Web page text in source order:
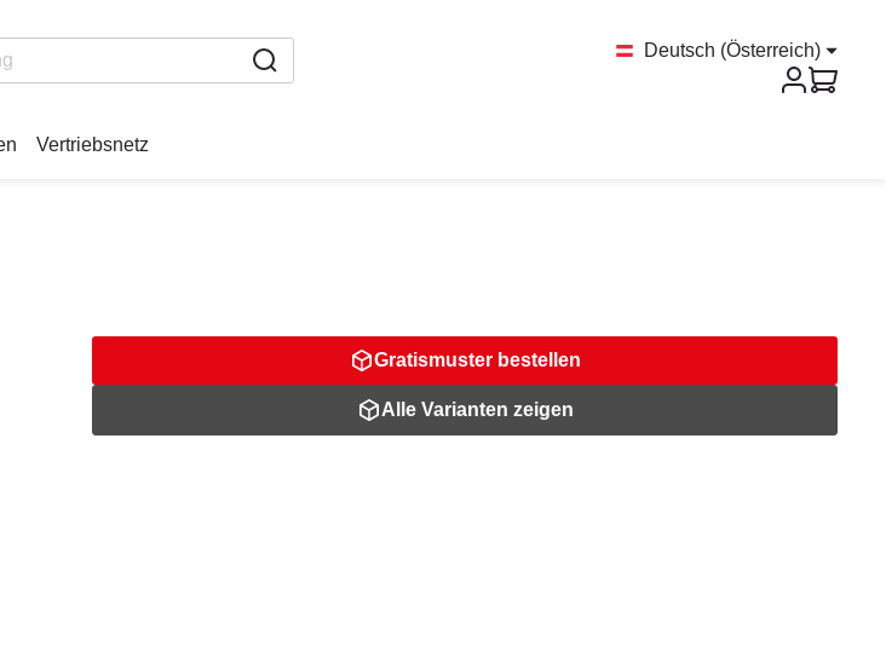
Deutsch (Österreich)
Vertriebsnetz
Gratismuster bestellen
Alle Varianten zeigen